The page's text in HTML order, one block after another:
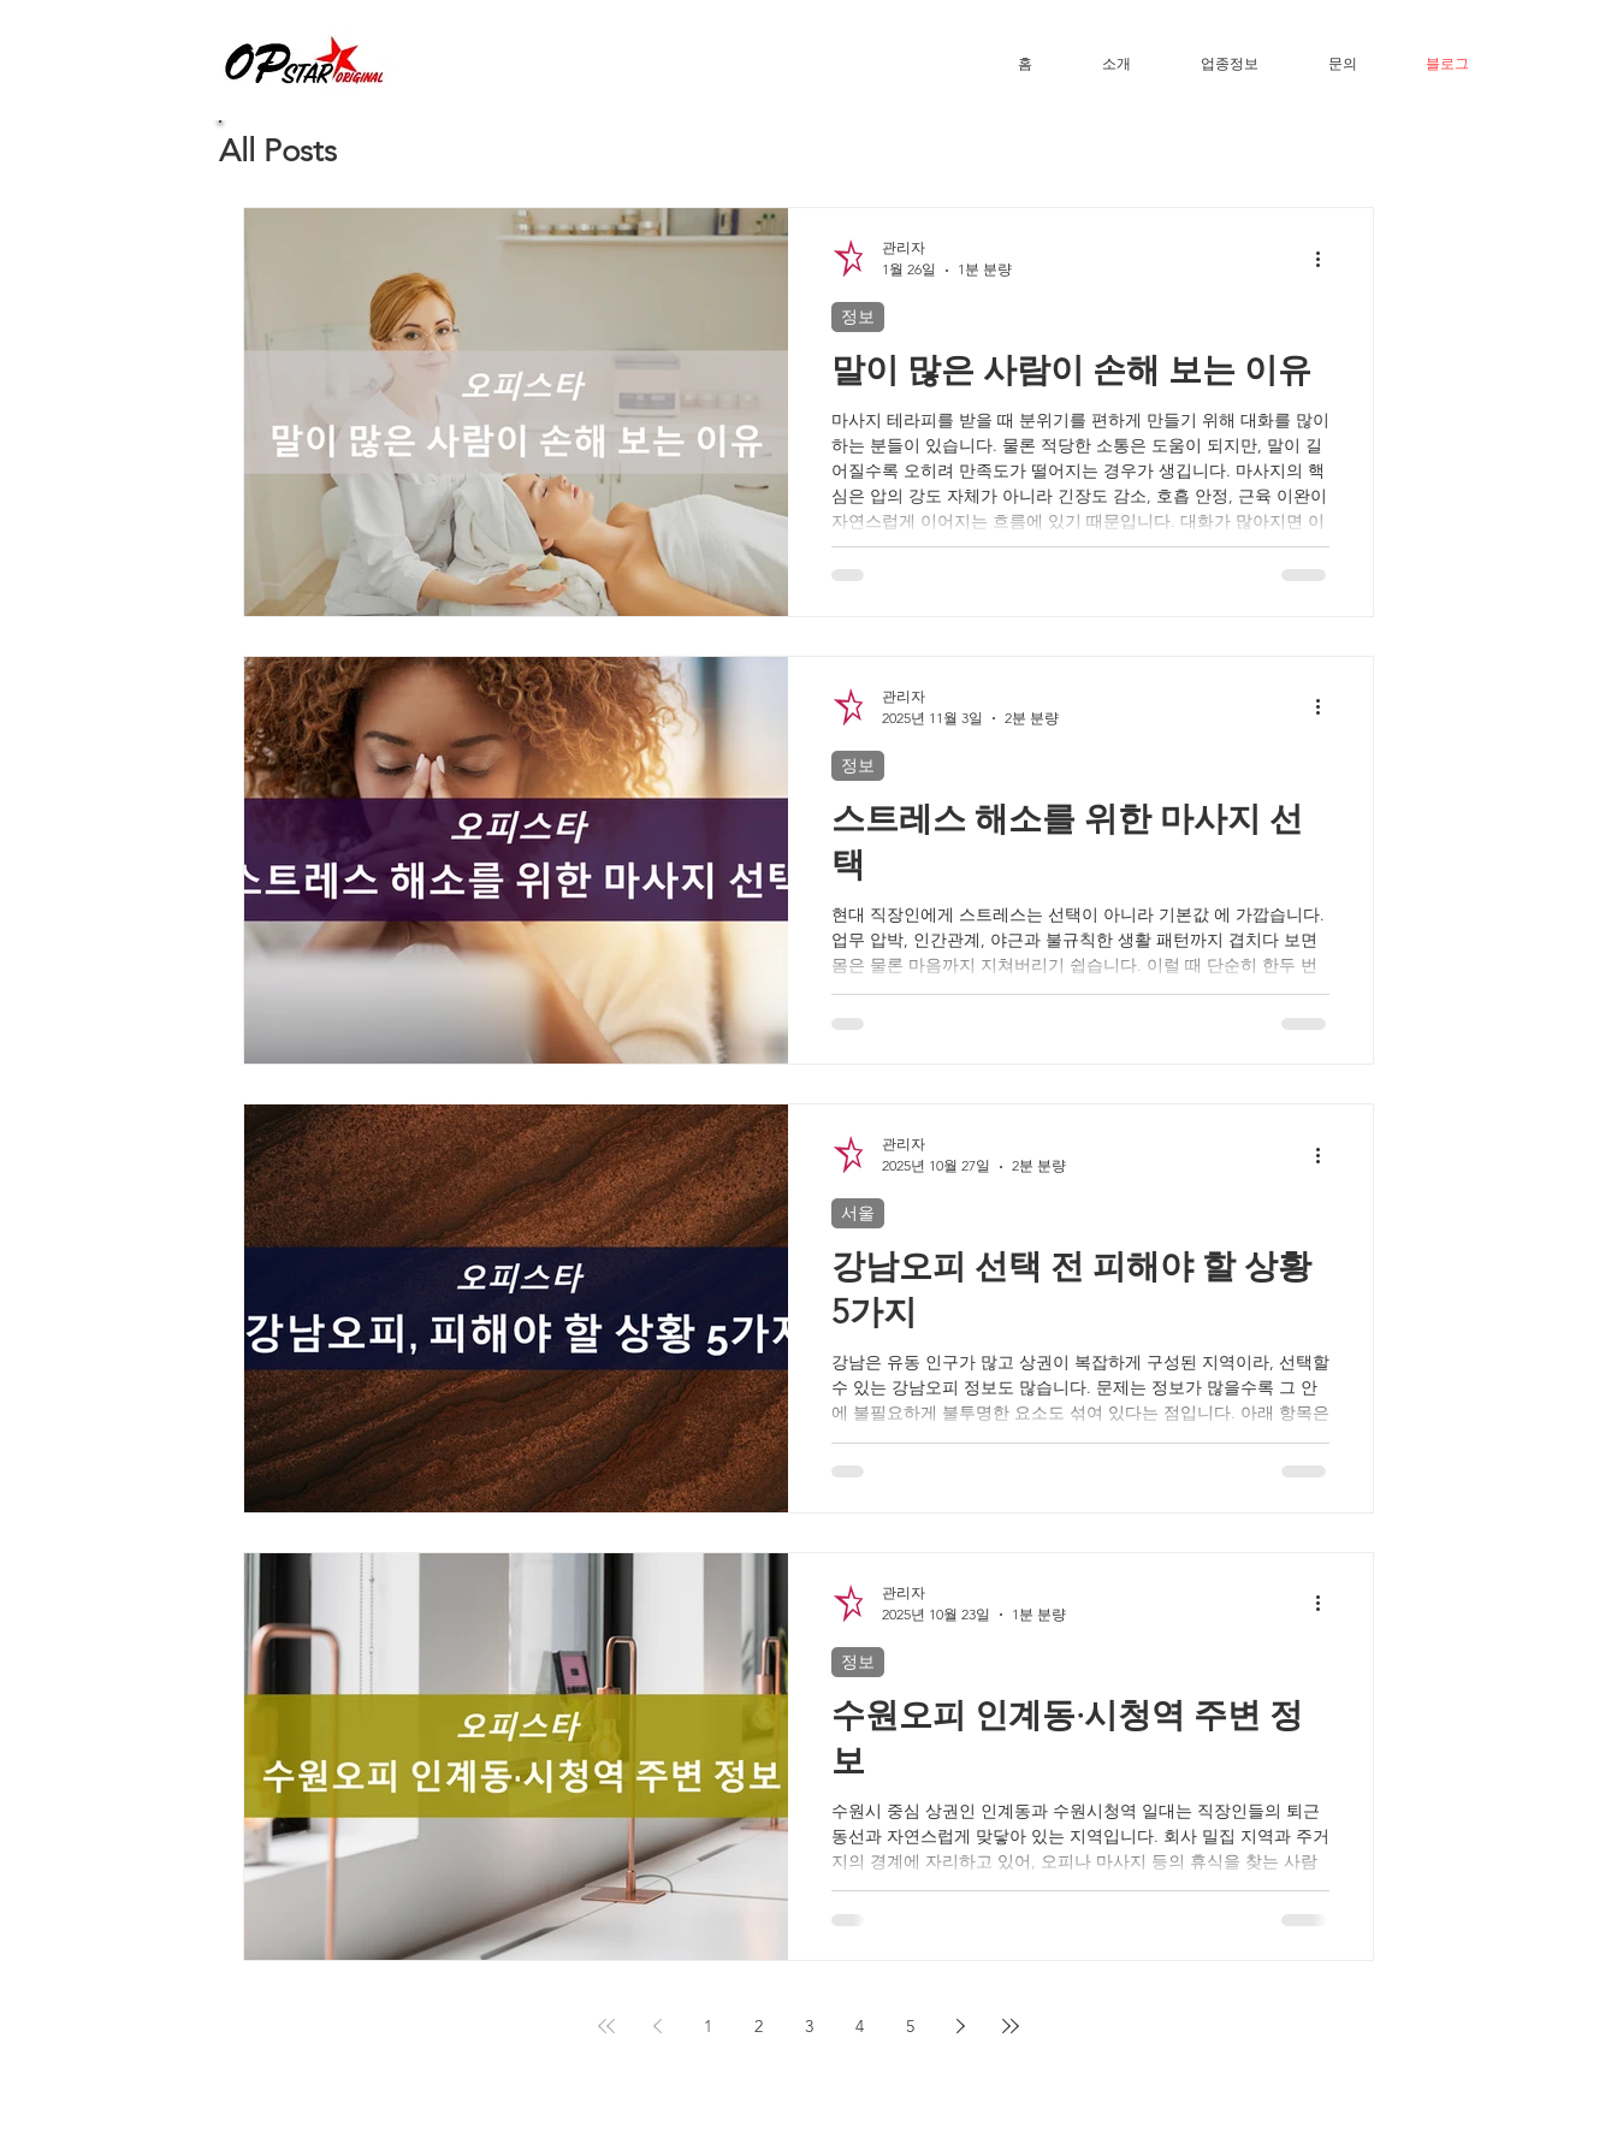
홈 소개 업종정보 문의 블로그
All Posts
말이 많은 사람이 손해 보는 이유
마사지 테라피를 받을 때 분위기를 편하게 만들기 위해 대화를 많이
하는 분들이 있습니다. 물론 적당한 소통은 도움이 되지만, 말이 길
어질수록 오히려 만족도가 떨어지는 경우가 생깁니다. 마사지의 핵
심은 압의 강도 자체가 아니라 긴장도 감소, 호흡 안정, 근육 이완이
자연스럽게 이어지는 흐름에 있기 때문입니다. 대화가 많아지면 이
흐름이 자주 끊기면서 몸이 이완 되는 속도가 느려질 수 있습니다.
대화가 길어지면 긴장도가 내려가기 어렵다 말을 많이 하면 뇌가 계
록 그 타이밍이 늦어집니다. 결과적으로 같은 시간의 마사지라도 이
완 구간이 짧아질 수 있습니다. 말이 많아지면 호흡이 얕아져 근육
이완이 늦어진다
정보
관리자
1월 26일
1분 분량
스트레스 해소를 위한 마사지 선
택
현대 직장인에게 스트레스는 선택이 아니라 기본값 에 가깝습니다.
업무 압박, 인간관계, 야근과 불규칙한 생활 패턴까지 겹치다 보면
몸은 물론 마음까지 지쳐버리기 쉽습니다. 이럴 때 단순히 한두 번
쉬는 것보다 몸과 마음을 동시에 풀어주는 마사지를 루틴으로 가져
가는 것이 큰 도움이 됩니다. 오피스타에서는 전국 마사지 업체를
이지 않지만, 몸은 분명한 신호를 보냅니다. 이유 없이 어깨와 목이
항상 뭉쳐 있는 느낌 만성적인 두통, 눈 피로, 집중력 저하 밤에 쉽
잘 안 되는 느낌 짜증, 예민함, 이유 없는 무기력감 이런 증상이 쌓
정보
관리자
2025년 11월 3일
2분 분량
강남오피 선택 전 피해야 할 상황
5가지
강남은 유동 인구가 많고 상권이 복잡하게 구성된 지역이라, 선택할
수 있는 강남오피 정보도 많습니다. 문제는 정보가 많을수록 그 안
에 불필요하게 불투명한 요소도 섞여 있다는 점입니다. 아래 항목은
실제로 이용 전 단계에서 체크할 수 있는 기본적인 위험 신호들입니
다. 이 다섯 가지만 걸러도 불필요한 스트레스를 줄일 수 있습니다.
다. 2. 코스나 관리 내용이 모호한 경우 어떤 관리인지 몇 분 진행 되
는지 조차 제대로 설명하지 않는 경우는 피하는 편이 좋습니다. “시
는 곳은 이용 후 만족도가 낮을 가능성이 큽니다. 최소한 어떤 관리
서울
관리자
2025년 10월 27일
2분 분량
수원오피 인계동·시청역 주변 정
보
수원시 중심 상권인 인계동과 수원시청역 일대는 직장인들의 퇴근
동선과 자연스럽게 맞닿아 있는 지역입니다. 회사 밀집 지역과 주거
지의 경계에 자리하고 있어, 오피나 마사지 등의 휴식을 찾는 사람
들이 특히 많습니다. 이곳의 수원오피 업체는 대부분 접근성과 효율
성을 고려한 운영 구조를 갖추고 있으며, 퇴근길에 피로를 풀 수 있
공간을 운영하는 업체가 많아 퇴근길에 들르기 좋습니다. 특히 수원
정보
관리자
2025년 10월 23일
1분 분량
1 2 3 4 5